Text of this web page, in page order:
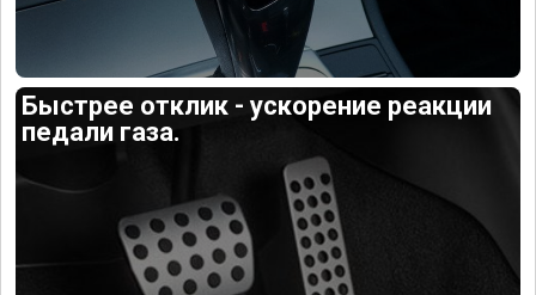
Быстрее отклик - ускорение реакции
педали газа.